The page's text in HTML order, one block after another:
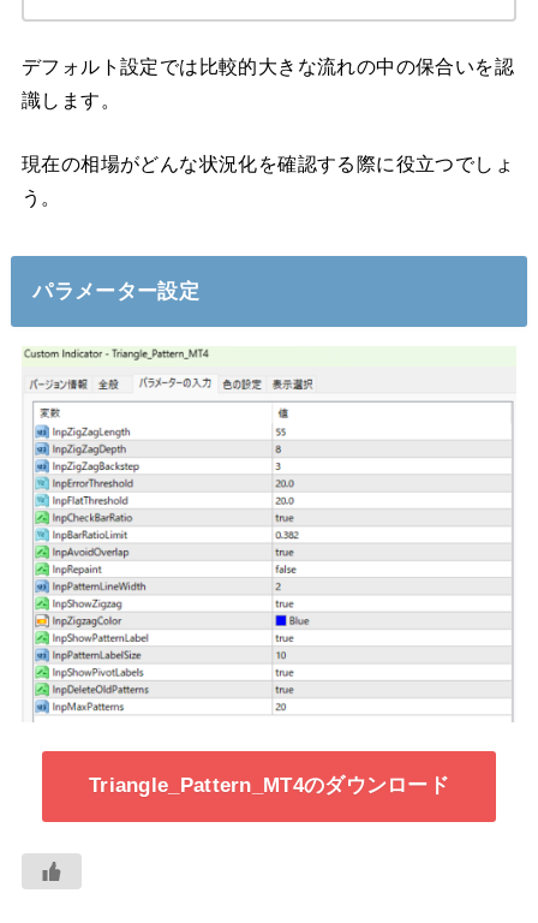
デフォルト設定では比較的大きな流れの中の保合いを認
識します。
現在の相場がどんな状況化を確認する際に役立つでしょ
う。
パラメーター設定
Triangle_Pattern_MT4のダウンロード